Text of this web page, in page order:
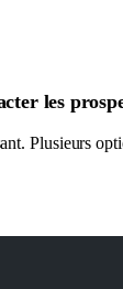
les
Plusieurs